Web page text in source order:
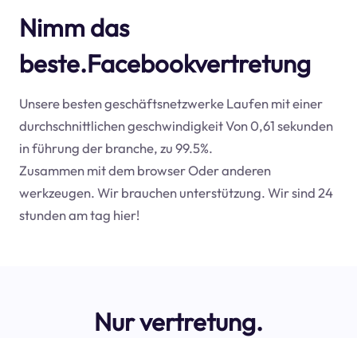
Nimm das
beste.Facebookvertretung
Unsere besten geschäftsnetzwerke Laufen mit einer
durchschnittlichen geschwindigkeit Von 0,61 sekunden
in führung der branche, zu 99.5%.
Zusammen mit dem browser Oder anderen
werkzeugen. Wir brauchen unterstützung. Wir sind 24
stunden am tag hier!
Nur vertretung.